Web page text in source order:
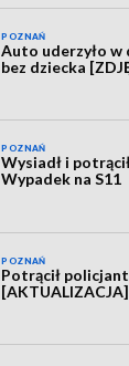
POZNAŃ
Auto uderzyło w
bez dziecka
POZNAŃ
Wysiadł i
Wypadek na S11
POZNAŃ
Potrącił
[AKTUALIZACJA]